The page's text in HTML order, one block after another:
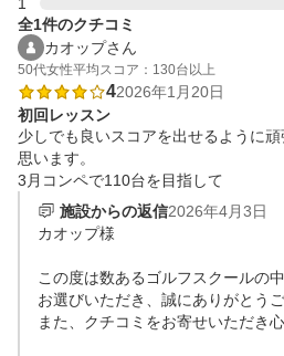
全1件のクチコミ
カオップさん
50代女性平均スコア：130台以上
42026年1月20日
初回レッスン
少しでも良いスコアを出せるように
思います。
3月コンペで110台を目指して
施設からの返信2026年4月3日
カオップ様
この度は数あるゴルフスクールの
お選びいただき、誠にありがとうご
また、クチコミをお寄せいただき